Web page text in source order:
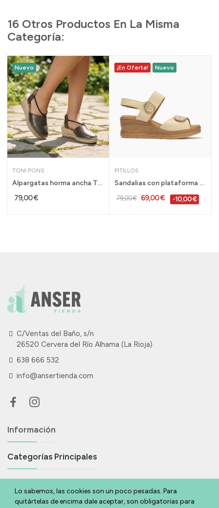
16 Otros Productos En La Misma
Categoría:
Nuevo
TONI PONS
Alpargatas horma ancha Tana en piel para mujer...
79,00 €
¡En Oferta! Nuevo
PITILLOS
Sandalias con plataforma y velcros en piel...
79,00 € 69,00 € -10,00 €
C/Ventas del Baño, s/n
26520 Cervera del Río Alhama (La Rioja)
638 666 532
info@ansertienda.com
Información
Categorías Principales
Suscríbete A Nuestra Newsletter
Lo sabemos, las cookies son un poco pesadas. Para
quitártelas de encima dale aceptar, son obligatorias para